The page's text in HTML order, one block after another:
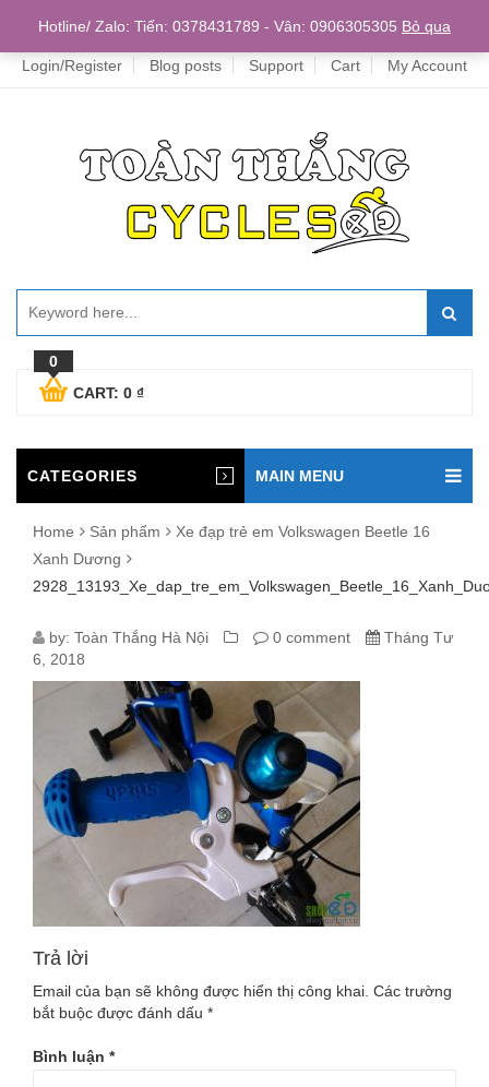
Home
Login/Register Blog posts Support Cart My Account
0
CART: 0 ₫
CATEGORIES MAIN MENU
Home Sản phẩm
Xe đạp trẻ em Volkswagen Beetle 16
Xanh Dương
by: Toàn Thắng Hà Nội 0 comment
Tháng Tư
6, 2018
Trả lời
Email của bạn sẽ không được hiển thị công khai. Các trường
bắt buộc được đánh dấu *
Bình luận *
Hotline/ Zalo: Tiến: 0378431789 - Vân: 0906305305 Bỏ qua